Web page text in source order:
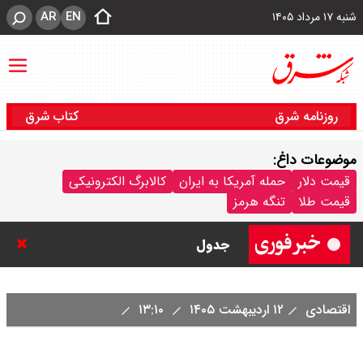
شنبه ۱۷ مرداد ۱۴۰۵ EN
AR
روزنامه شرق کتاب شرق
موضوعات داغ:
قیمت دلار حمله آمریکا به ایران
کالابرگ الکترونیکی
قیمت طلا
تنگه هرمز
جدول
شنبه ۱۷ مرداد ۱۴۰۵ / قیمت دنا چند ؟
اقتصادی ۱۲ اردیبهشت ۱۴۰۵